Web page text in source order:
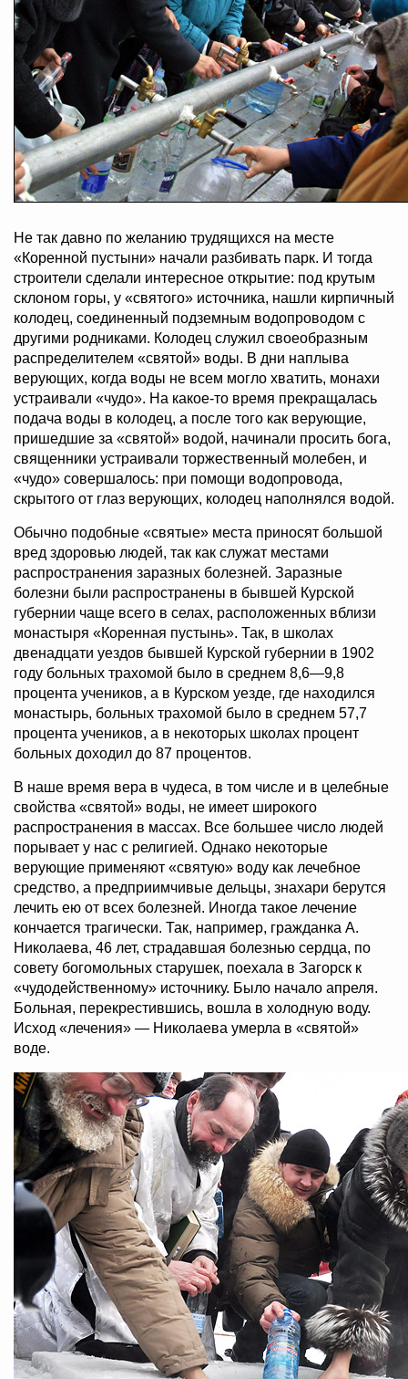
Не так давно по желанию трудящихся на месте
«Коренной пустыни» начали разбивать парк. И тогда
строители сделали интересное открытие: под крутым
склоном горы, у «святого» источника, нашли кирпичный
колодец, соединенный подземным водопроводом с
другими родниками. Колодец служил своеобразным
распределителем «святой» воды. В дни наплыва
верующих, когда воды не всем могло хватить, монахи
устраивали «чудо». На какое-то время прекращалась
подача воды в колодец, а после того как верующие,
пришедшие за «святой» водой, начинали просить бога,
священники устраивали торжественный молебен, и
«чудо» совершалось: при помощи водопровода,
скрытого от глаз верующих, колодец наполнялся водой.
Обычно подобные «святые» места приносят большой
вред здоровью людей, так как служат местами
распространения заразных болезней. Заразные
болезни были распространены в бывшей Курской
губернии чаще всего в селах, расположенных вблизи
монастыря «Коренная пустынь». Так, в школах
двенадцати уездов бывшей Курской губернии в 1902
году больных трахомой было в среднем 8,6—9,8
процента учеников, а в Курском уезде, где находился
монастырь, больных трахомой было в среднем 57,7
процента учеников, а в некоторых школах процент
больных доходил до 87 процентов.
В наше время вера в чудеса, в том числе и в целебные
свойства «святой» воды, не имеет широкого
распространения в массах. Все большее число людей
порывает у нас с религией. Однако некоторые
верующие применяют «святую» воду как лечебное
средство, а предприимчивые дельцы, знахари берутся
лечить ею от всех болезней. Иногда такое лечение
кончается трагически. Так, например, гражданка А.
Николаева, 46 лет, страдавшая болезнью сердца, по
совету богомольных старушек, поехала в Загорск к
«чудодейственному» источнику. Было начало апреля.
Больная, перекрестившись, вошла в холодную воду.
Исход «лечения» — Николаева умерла в «святой»
воде.